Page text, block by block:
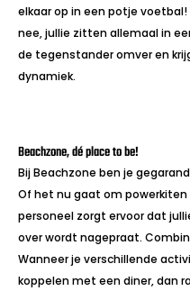
elkaar op in een potje
nee, jullie zitten allemaal in
de tegenstander omver en
dynamiek.
Beachzone, dé place to be!
Bij Beachzone ben je
Of het nu gaat om
personeel zorgt ervoor dat
over wordt nagepraat.
Wanneer je verschillende
koppelen met een diner, dan